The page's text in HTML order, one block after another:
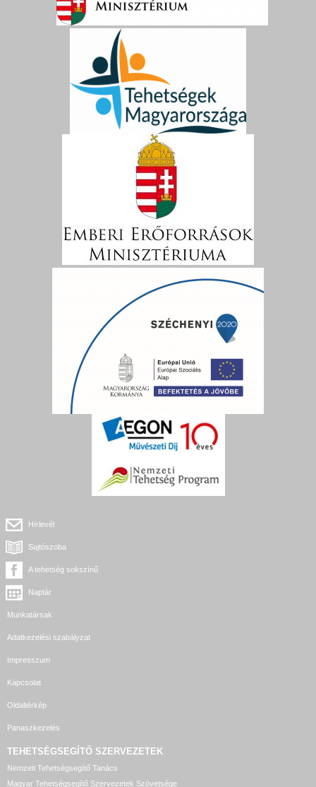
Hírlevél
Sajtószoba
A tehetség sokszínű
Naptár
Munkatársak
Adatkezelési szabályzat
Impresszum
Kapcsolat
Oldaltérkép
Panaszkezelés
TEHETSÉGSEGÍTŐ SZERVEZETEK
Nemzeti Tehetségsegítő Tanács
Magyar Tehetségsegítő Szervezetek Szövetsége